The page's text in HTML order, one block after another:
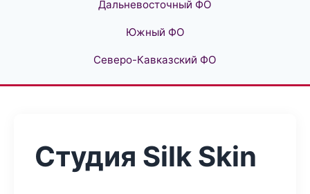
Дальневосточный ФО
Южный ФО
Северо-Кавказский ФО
Студия Silk Skin